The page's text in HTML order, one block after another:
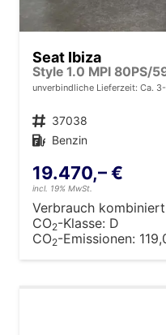
Seat Ibiza
Style 1.0 MPI 80PS/
unverbindliche Lieferzeit: Ca.
Fahrzeugnr. 37038
Kraftstoff Benzin
19.470,– €
incl. 19% MwSt.
Verbrauch
CO2-Klasse: D
CO2-Emissionen: